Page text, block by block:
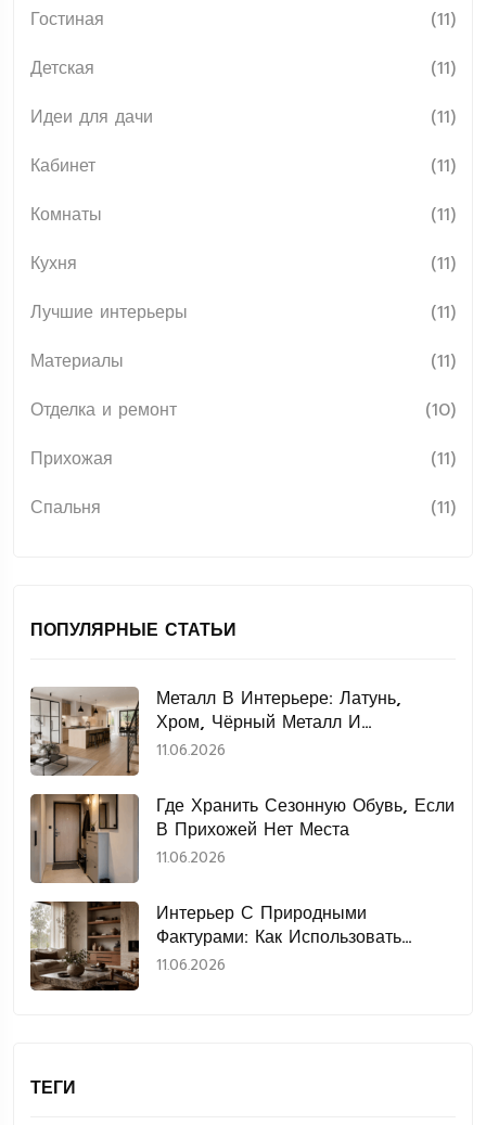
Гостиная
(11)
Детская
(11)
Идеи для дачи
(11)
Кабинет
(11)
Комнаты
(11)
Кухня
(11)
Лучшие интерьеры
(11)
Материалы
(11)
Отделка и ремонт
(10)
Прихожая
(11)
Спальня
(11)
ПОПУЛЯРНЫЕ СТАТЬИ
Металл В Интерьере: Латунь,
Хром, Чёрный Металл И
Нержавеющая Сталь
11.06.2026
Где Хранить Сезонную Обувь, Если
В Прихожей Нет Места
11.06.2026
Интерьер С Природными
Фактурами: Как Использовать
Дерево, Камень, Лён И Керамику
11.06.2026
ТЕГИ